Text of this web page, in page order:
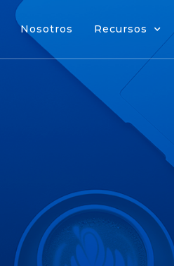
Nosotros Recursos
Recursos